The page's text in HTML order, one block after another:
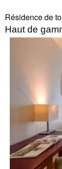
Résidence de
Haut de